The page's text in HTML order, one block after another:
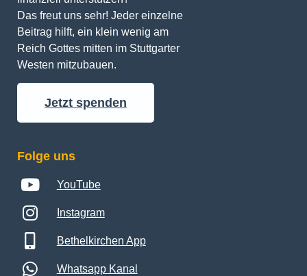
Das freut uns sehr! Jeder einzelne
Beitrag hilft, ein klein wenig am
Reich Gottes mitten im Stuttgarter
Westen mitzubauen.
Jetzt spenden
Folge uns
YouTube
Instagram
Bethelkirchen App
Whatsapp Kanal